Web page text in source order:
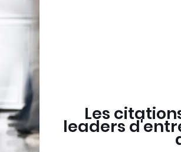
Les
leaders